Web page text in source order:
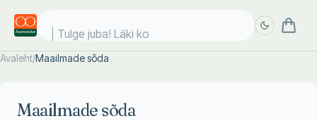
Tulge juba! Läki koo
Avaleht/Maailmade sõda
Maailmade sõda